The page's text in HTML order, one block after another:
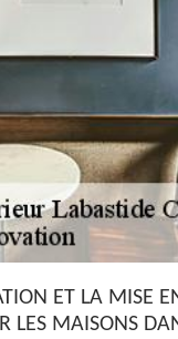
ET LA MISE
LES MAISONS